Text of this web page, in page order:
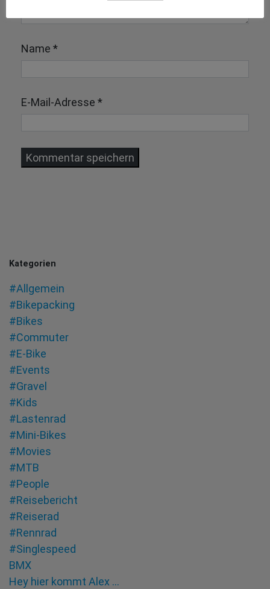
Name *
E-Mail-Adresse *
Kategorien
#Allgemein
#Bikepacking
#Bikes
#Commuter
#E-Bike
#Events
#Gravel
#Kids
#Lastenrad
#Mini-Bikes
#Movies
#MTB
#People
#Reisebericht
#Reiserad
#Rennrad
#Singlespeed
BMX
Hey hier kommt Alex …